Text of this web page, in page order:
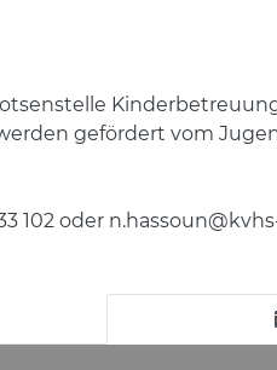
gefördert vom
102 oder